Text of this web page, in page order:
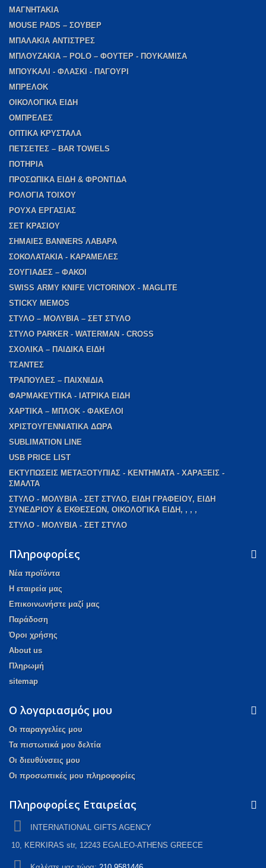
ΜΑΓΝΗΤΑΚΙΑ
MOUSE PADS – ΣΟΥΒΕΡ
ΜΠΑΛΑΚΙΑ ΑΝΤΙΣΤΡΕΣ
ΜΠΛΟΥΖΑΚΙΑ – POLO – ΦΟΥΤΕΡ - ΠΟΥΚΑΜΙΣΑ
ΜΠΟΥΚΑΛΙ - ΦΛΑΣΚΙ - ΠΑΓΟΥΡΙ
ΜΠΡΕΛΟΚ
ΟΙΚΟΛΟΓΙΚΑ ΕΙΔΗ
ΟΜΠΡΕΛΕΣ
ΟΠΤΙΚΑ ΚΡΥΣΤΑΛΑ
ΠΕΤΣΕΤΕΣ – BAR TOWELS
ΠΟΤΗΡΙΑ
ΠΡΟΣΩΠΙΚΑ ΕΙΔΗ & ΦΡΟΝΤΙΔΑ
ΡΟΛΟΓΙΑ ΤΟΙΧΟΥ
ΡΟΥΧΑ ΕΡΓΑΣΙΑΣ
ΣΕΤ ΚΡΑΣΙΟΥ
ΣΗΜΑΙΕΣ BANNERS ΛΑΒΑΡΑ
ΣΟΚΟΛΑΤΑΚΙΑ - ΚΑΡΑΜΕΛΕΣ
ΣΟΥΓΙΑΔΕΣ – ΦΑΚΟΙ
SWISS ARMY KNIFE VICTORINOX - MAGLITE
STICKY MEMOS
ΣΤΥΛΟ – ΜΟΛΥΒΙΑ – ΣΕΤ ΣΤΥΛΟ
ΣΤΥΛΟ PARKER - WATERMAN - CROSS
ΣΧΟΛΙΚΑ – ΠΑΙΔΙΚΑ ΕΙΔΗ
ΤΣΑΝΤΕΣ
ΤΡΑΠΟΥΛΕΣ – ΠΑΙΧΝΙΔΙΑ
ΦΑΡΜΑΚΕΥΤΙΚΑ - ΙΑΤΡΙΚΑ ΕΙΔΗ
ΧΑΡΤΙΚΑ – ΜΠΛΟΚ - ΦΑΚΕΛΟΙ
ΧΡΙΣΤΟΥΓΕΝΝΙΑΤΙΚΑ ΔΩΡΑ
SUBLIMATION LINE
USB PRICE LIST
ΕΚΤΥΠΩΣΕΙΣ ΜΕΤΑΞΟΤΥΠΙΑΣ - ΚΕΝΤΗΜΑΤΑ - ΧΑΡΑΞΕΙΣ -
ΣΜΑΛΤΑ
ΣΤΥΛΟ - ΜΟΛΥΒΙΑ - ΣΕΤ ΣΤΥΛΟ, ΕΙΔΗ ΓΡΑΦΕΙΟΥ, ΕΙΔΗ
ΣΥΝΕΔΡΙΟΥ & ΕΚΘΕΣΕΩΝ, ΟΙΚΟΛΟΓΙΚΑ ΕΙΔΗ, , , ,
ΣΤΥΛΟ - ΜΟΛΥΒΙΑ - ΣΕΤ ΣΤΥΛΟ
Πληροφορίες
Νέα προϊόντα
Η εταιρεία μας
Επικοινωνήστε μαζί μας
Παράδοση
Όροι χρήσης
About us
Πληρωμή
sitemap
Ο λογαριασμός μου
Οι παραγγελίες μου
Τα πιστωτικά μου δελτία
Οι διευθύνσεις μου
Οι προσωπικές μου πληροφορίες
Πληροφορίες Εταιρείας
ΙNTERNATIONAL GIFTS AGENCY
10, KERKIRAS str, 12243 EGALEO-ATHENS GREECE